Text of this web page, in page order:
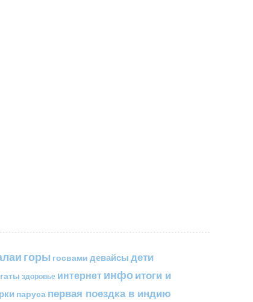
горы госвами девайсы дети
здоровье интернетинфоитоги и
паруса первая поездка в индию